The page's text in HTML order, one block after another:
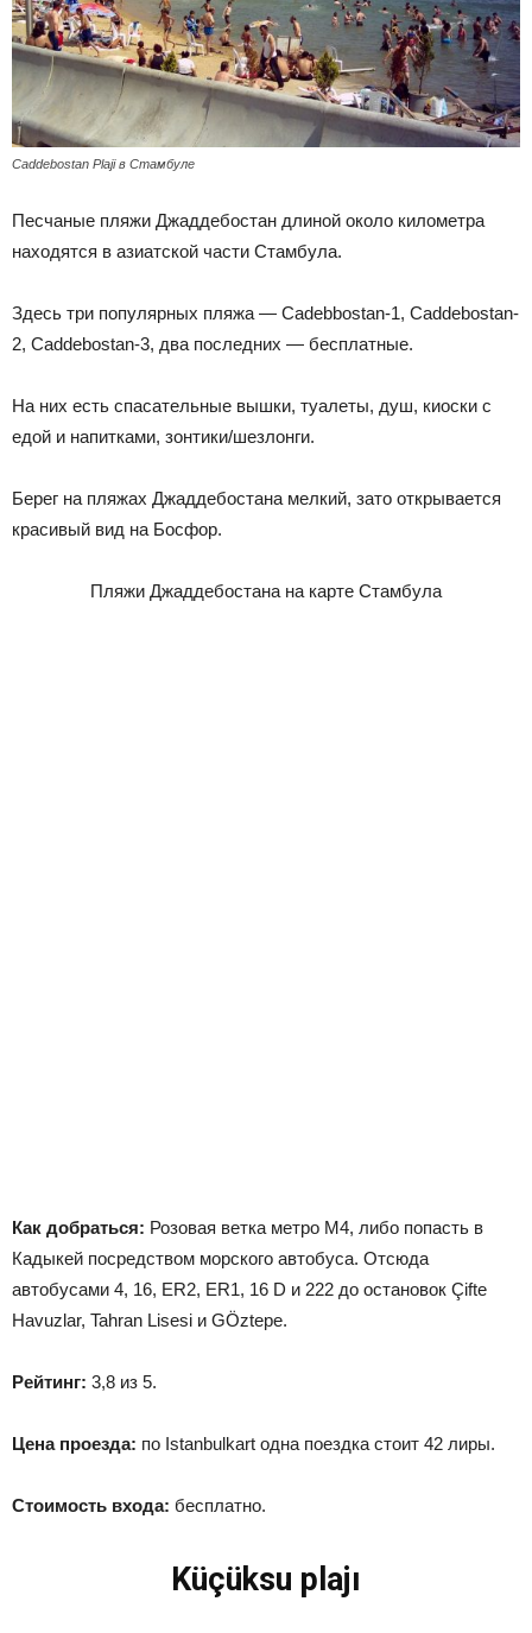
Caddebostan Plaji в Стамбуле
Песчаные пляжи Джаддебостан длиной около километра
находятся в азиатской части Стамбула.
Здесь три популярных пляжа — Cadebbostan-1, Caddebostan-
2, Caddebostan-3, два последних — бесплатные.
На них есть спасательные вышки, туалеты, душ, киоски с
едой и напитками, зонтики/шезлонги.
Берег на пляжах Джаддебостана мелкий, зато открывается
красивый вид на Босфор.
Пляжи Джаддебостана на карте Стамбула
Как добраться: Розовая ветка метро М4, либо попасть в
Кадыкей посредством морского автобуса. Отсюда
автобусами 4, 16, ER2, ER1, 16 D и 222 до остановок Çifte
Havuzlar, Tahran Lisesi и GÖztepe.
Рейтинг: 3,8 из 5.
Цена проезда: по Istanbulkart одна поездка стоит 42 лиры.
Стоимость входа: бесплатно.
Küçüksu plajı